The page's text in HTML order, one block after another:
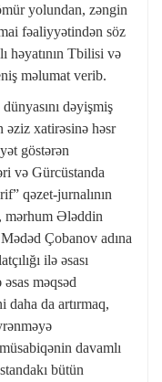
yolundan, zəngin
fəaliyyətindən söz
həyatının Tbilisi və
məlumat verib.
dəyişmiş
əziz xatirəsinə həsr
göstərən
və Gürcüstanda
qəzet-jurnalının
mərhum Ələddin
Çobanov adına
ilə əsası
məqsəd
da artırmaq,
davamlı
bütün